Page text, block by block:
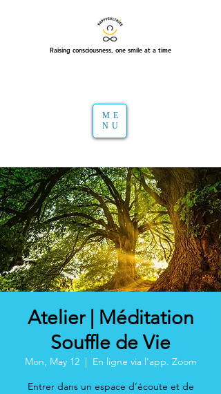
Raising consciousness, one smile at a time
ME
NU
Atelier | Méditation
Souffle de Vie
Mon, May 12
  |
En ligne via l'app. Zoom
Entrer dans un espace d’écoute et de